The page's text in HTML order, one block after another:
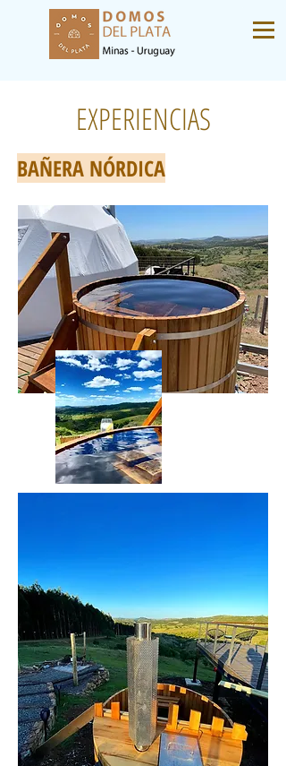
EXPERIENCIAS
BAÑERA NÓRDICA